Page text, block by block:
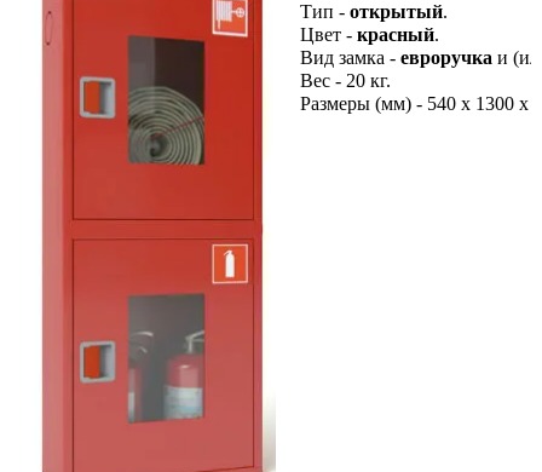
Тип - открытый.
Цвет - красный.
Вид замка - евроручка и
Вес - 20 кг.
Размеры (мм) - 540 х 1300 х